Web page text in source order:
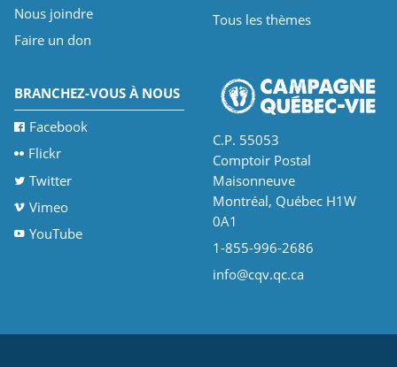
Nous joindre
Faire un don
Tous les thèmes
BRANCHEZ-VOUS À NOUS
Facebook
Flickr
Twitter
Vimeo
YouTube
C.P. 55053
Comptoir Postal
Maisonneuve
Montréal, Québec H1W
0A1
1-855-996-2686
info@cqv.qc.ca